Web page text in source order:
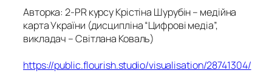
Авторка: 2-PR курсу Крістіна Шурубін – медійна
карта України (дисципліна “Цифрові медіа”,
викладач – Світлана Коваль)
https://public.flourish.studio/visualisation/28741304/